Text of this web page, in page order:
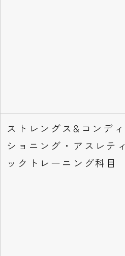
ストレングス&コンディ
ショニング・アスレティ
ックトレーニング科目